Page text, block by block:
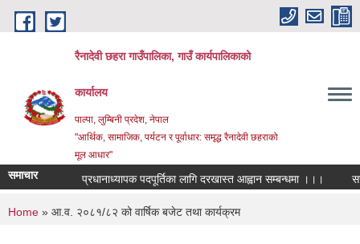
Skip to main content
रैनादेवी छहरा गाउँपालिका, गाउँ कार्यपालिकाको
कार्यालय
पाल्पा, लुम्बिनी प्रदेश, नेपाल
"आर्थिक, सामाजिक, पर्यटन र पूर्वाधार: समृद्ध रैनादेवी छहराको
मूल आधार"
समाचार प्रधानाध्यापक पदपूर्तिका लागि दरखास्त आह्वान सम्बन्धमा ।।। सरुवा
You are here
Home » आ.व. २०८१/८२ को वार्षिक बजेट तथा कार्यक्रम